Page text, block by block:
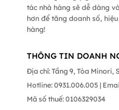
tác nhà hàng sẽ dễ dàng
hơn để tăng doanh số,
hàng!
THÔNG TIN DOANH
Địa chỉ: Tầng 9, Tòa Minori,
Hotline: 0931.006.005 |
Mã số thuế: 0106329034